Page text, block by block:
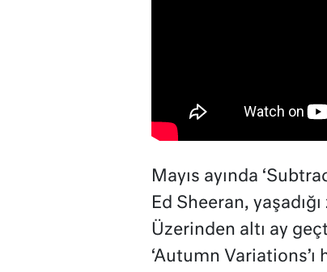
Mayıs ayında
Ed Sheeran,
Üzerinden altı ay
‘Autumn